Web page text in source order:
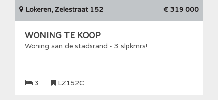
Lokeren, Zelestraat 152 € 319 000
WONING TE KOOP
Woning aan de stadsrand - 3 slpkmrs!
3 LZ152C